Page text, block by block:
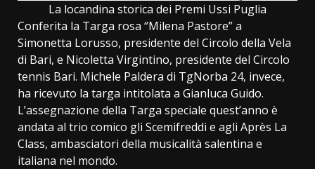
La locandina storica dei Premi Ussi Puglia
Conferita la Targa rosa “Milena Pastore” a
Simonetta Lorusso, presidente del Circolo della Vela
di Bari, e Nicoletta Virgintino, presidente del Circolo
tennis Bari. Michele Paldera di TgNorba 24, invece,
ha ricevuto la targa intitolata a Gianluca Guido.
L’assegnazione della Targa speciale quest’anno è
andata al trio comico gli Scemifreddi e agli Après La
Class, ambasciatori della musicalità salentina e
italiana nel mondo.